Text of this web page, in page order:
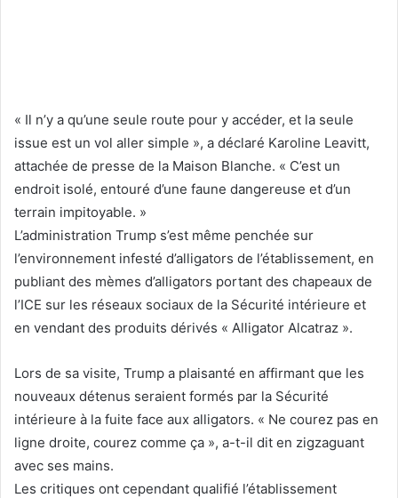
« Il n’y a qu’une seule route pour y accéder, et la seule
issue est un vol aller simple », a déclaré Karoline Leavitt,
attachée de presse de la Maison Blanche. « C’est un
endroit isolé, entouré d’une faune dangereuse et d’un
terrain impitoyable. »
L’administration Trump s’est même penchée sur
l’environnement infesté d’alligators de l’établissement, en
publiant des mèmes d’alligators portant des chapeaux de
l’ICE sur les réseaux sociaux de la Sécurité intérieure et
en vendant des produits dérivés « Alligator Alcatraz ».
Lors de sa visite, Trump a plaisanté en affirmant que les
nouveaux détenus seraient formés par la Sécurité
intérieure à la fuite face aux alligators. « Ne courez pas en
ligne droite, courez comme ça », a-t-il dit en zigzaguant
avec ses mains.
Les critiques ont cependant qualifié l’établissement